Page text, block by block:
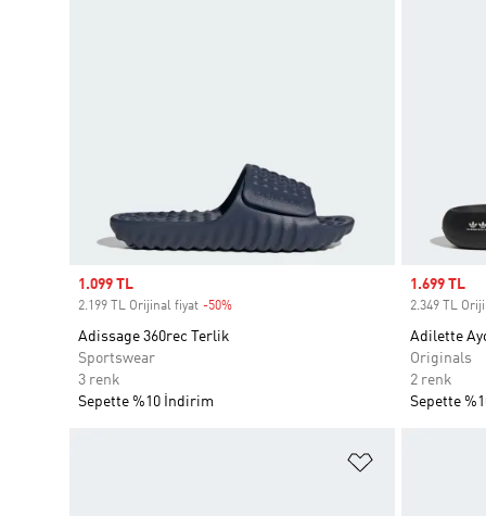
Sale price
1.099 TL
2.199 TL Orijinal fiyat -50%
Adissage 360rec Terlik
Sportswear
3 renk
Sepette %10 İndirim
Sale price
1.699 TL
2.349 TL
Adilette
Originals
2 renk
Sepette